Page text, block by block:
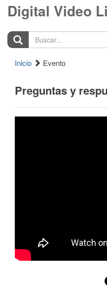
Digital Video
Buscar...
Inicio Evento
Preguntas y